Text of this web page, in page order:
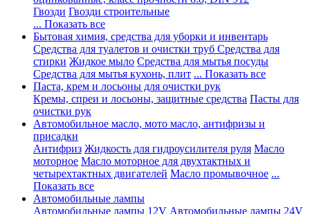
Гвозди Гвозди строительные
... Показать все
Бытовая химия, средства для уборки и инвентарь
Средства для туалетов и очистки труб Средства для
стирки Жидкое мыло Средства для мытья посуды
Средства для мытья кухонь, плит ... Показать все
Паста, крем и лосьоны для очистки рук
Кремы, спреи и лосьоны, защитные средства Пасты для
очистки рук
Автомобильное масло, мото масло, антифризы и
присадки
Антифриз Жидкость для гидроусилителя руля Масло
моторное Масло моторное для двухтактных и
четырехтактных двигателей Масло промывочное ...
Показать все
Автомобильные лампы
Автомобильные лампы 12V Автомобильные лампы 24V